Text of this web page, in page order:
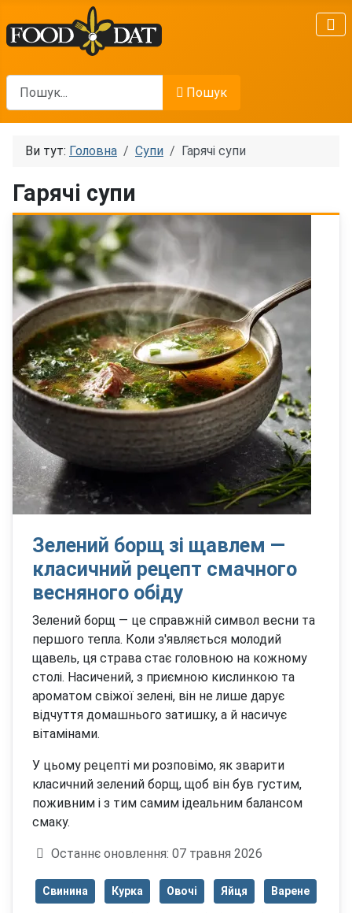
Пошук
Пошук
Ви тут: Головна Супи Гарячі супи
Гарячі супи
Зелений борщ зі щавлем —
класичний рецепт смачного
весняного обіду
Зелений борщ — це справжній символ весни та
першого тепла. Коли з'являється молодий
щавель, ця страва стає головною на кожному
столі. Насичений, з приємною кислинкою та
ароматом свіжої зелені, він не лише дарує
відчуття домашнього затишку, а й насичує
вітамінами.
У цьому рецепті ми розповімо, як зварити
класичний зелений борщ, щоб він був густим,
поживним і з тим самим ідеальним балансом
смаку.
Деталі
Останнє оновлення: 07 травня 2026
Свинина Курка Овочі Яйця Варене